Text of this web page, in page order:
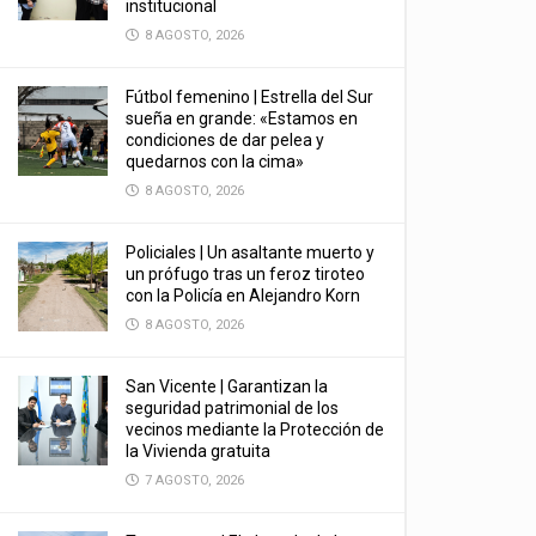
institucional
8 AGOSTO, 2026
Fútbol femenino | Estrella del Sur
sueña en grande: «Estamos en
condiciones de dar pelea y
quedarnos con la cima»
8 AGOSTO, 2026
Policiales | Un asaltante muerto y
un prófugo tras un feroz tiroteo
con la Policía en Alejandro Korn
8 AGOSTO, 2026
San Vicente | Garantizan la
seguridad patrimonial de los
vecinos mediante la Protección de
la Vivienda gratuita
7 AGOSTO, 2026